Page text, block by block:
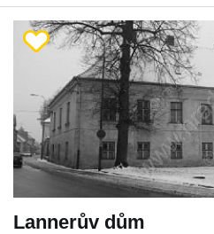
Lannerův dům